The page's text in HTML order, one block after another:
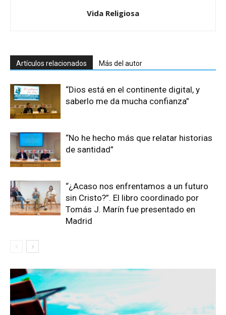
Vida Religiosa
Artículos relacionados Más del autor
“Dios está en el continente digital, y
saberlo me da mucha confianza”
“No he hecho más que relatar historias
de santidad”
“¿Acaso nos enfrentamos a un futuro
sin Cristo?”. El libro coordinado por
Tomás J. Marín fue presentado en
Madrid